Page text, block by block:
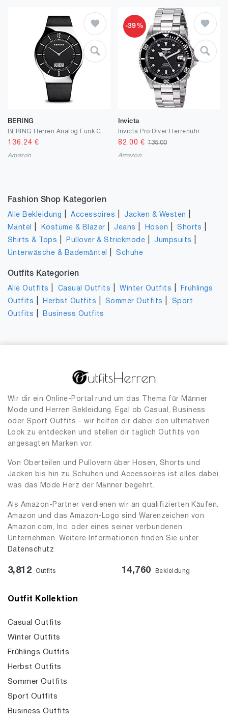
BERING
136.24 €
Amazon
-39%
Invicta
Invicta Pro Diver Herrenuhr
82.00 € 135.00
Amazon
Fashion Shop Kategorien
Alle Bekleidung |Accessoires |Jacken & Westen
Mäntel Kostüme & Blazer |Jeans Hosen |Shorts
Shirts & Tops Pullover & Strickmode |Jumpsuits
Unterwäsche & Bademäntel |Schuhe
Outfits Kategorien
Alle Outfits Casual Outfits |Winter Outfits
Frühlings
Outfits
Herbst Outfits Sommer Outfits
Sport
Outfits
Business Outfits
Wir dir ein Online-Portal rund um das Thema für Männer
Mode und Herren Bekleidung. Egal ob Casual, Business
oder Sport Outfits - wir helfen dir dabei den ultimativen
Look zu entdecken und stellen dir täglich Outfits von
angesagten Marken vor.
Von Oberteilen und Pullovern über Hosen, Shorts und
Jacken bis hin zu Schuhen und Accessoires ist alles dabei,
was das Mode Herz der Männer begehrt.
Als Amazon-Partner verdienen wir an qualifizierten Käufen.
Amazon und das Amazon-Logo sind Warenzeichen von
Amazon.com, Inc. oder eines seiner verbundenen
Unternehmen. Weitere Informationen finden Sie unter
Datenschutz
3,812 Outfits 14,760 Bekleidung
Outfit Kollektion
Casual Outfits
Winter Outfits
Frühlings Outfits
Herbst Outfits
Sommer Outfits
Sport Outfits
Business Outfits